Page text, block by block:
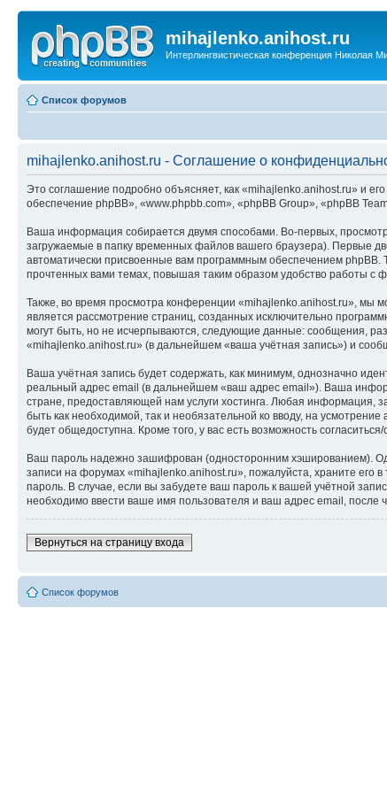
mihajlenko.anihost.ru
Интерлингвистическая конференция Николая
Список форумов
mihajlenko.anihost.ru - Соглашение о
Это соглашение подробно объясняет, как «mihajlenko.anihost.ru» и
обеспечение phpBB», «www.phpbb.com», «phpBB Group», «phpBB
Ваша информация собирается двумя способами. Во-первых,
загружаемые в папку временных файлов вашего браузера). Первые
автоматически присвоенные вам программным обеспечением
прочтенных вами темах, повышая таким образом удобство работы с
Также, во время просмотра конференции «mihajlenko.anihost.ru», мы
является рассмотрение страниц, созданных исключительно
могут быть, но не исчерпываются, следующие данные: сообщения,
«mihajlenko.anihost.ru» (в дальнейшем «ваша учётная запись») и
Ваша учётная запись будет содержать, как минимум, однозначно
реальный адрес email (в дальнейшем «ваш адрес email»). Ваша
стране, предоставляющей нам услуги хостинга. Любая информация,
быть как необходимой, так и необязательной ко вводу, на
будет общедоступна. Кроме того, у вас есть возможность
Ваш пароль надежно зашифрован (односторонним хэшированием).
записи на форумах «mihajlenko.anihost.ru», пожалуйста, храните его
пароль. В случае, если вы забудете ваш пароль к вашей учётной
необходимо ввести ваше имя пользователя и ваш адрес email, после
Вернуться на страницу входа
Список форумов